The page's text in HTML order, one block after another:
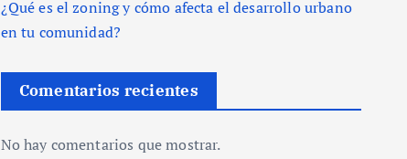
¿Qué es el zoning y cómo afecta el desarrollo urbano
en tu comunidad?
Comentarios recientes
No hay comentarios que mostrar.